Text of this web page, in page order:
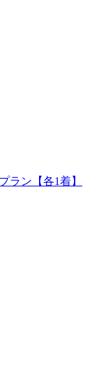
ラン【各1着】